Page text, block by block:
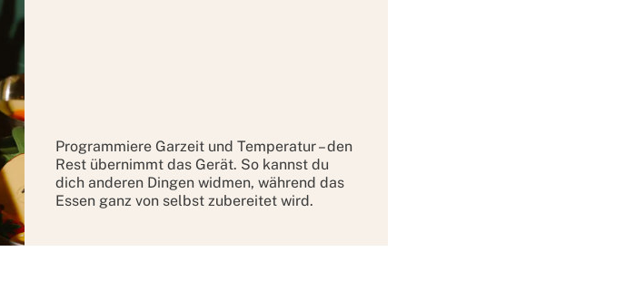
Programmiere Garzeit und Temperatur – den
Rest übernimmt das Gerät. So kannst du
dich anderen Dingen widmen, während das
Essen ganz von selbst zubereitet wird.